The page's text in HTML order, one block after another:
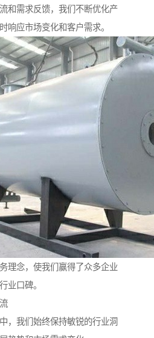
和需求反馈，我们不断优化产
响应市场变化和客户需求。
理念，使我们赢得了众多企业
业口碑。
，我们始终保持敏锐的行业洞